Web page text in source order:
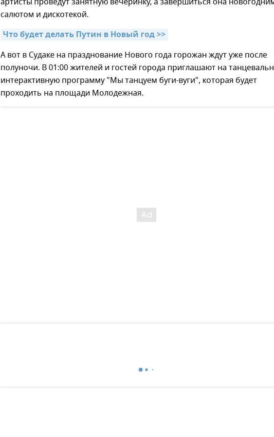
салютом и дискотекой.
Что будет делать Путин в Новый год >>
А вот в Судаке на празднование Нового года горожан ждут уже после
полуночи. В 01:00 жителей и гостей города приглашают на
интерактивную программу "Мы танцуем буги-вуги", которая будет
проходить на площади Молодежная.